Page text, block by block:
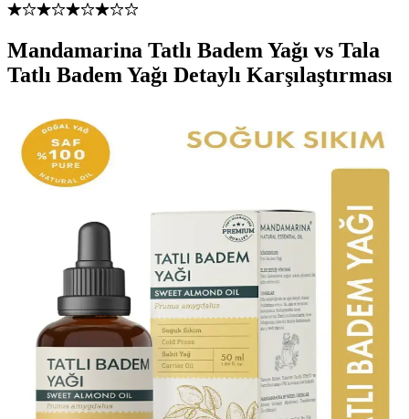
Mandamarina Tatlı Badem Yağı vs Tala
Tatlı Badem Yağı Detaylı Karşılaştırması